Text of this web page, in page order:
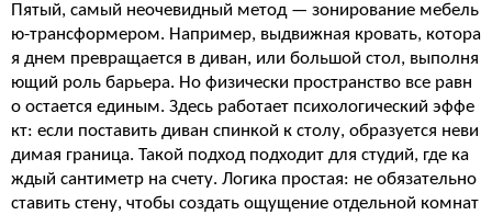
Пятый, самый неочевидный метод — зонирование мебель
ю-трансформером. Например, выдвижная кровать, котора
я днем превращается в диван, или большой стол, выполня
ющий роль барьера. Но физически пространство все равн
о остается единым. Здесь работает психологический эффе
кт: если поставить диван спинкой к столу, образуется неви
димая граница. Такой подход подходит для студий, где ка
ждый сантиметр на счету. Логика простая: не обязательно
ставить стену, чтобы создать ощущение отдельной комнат